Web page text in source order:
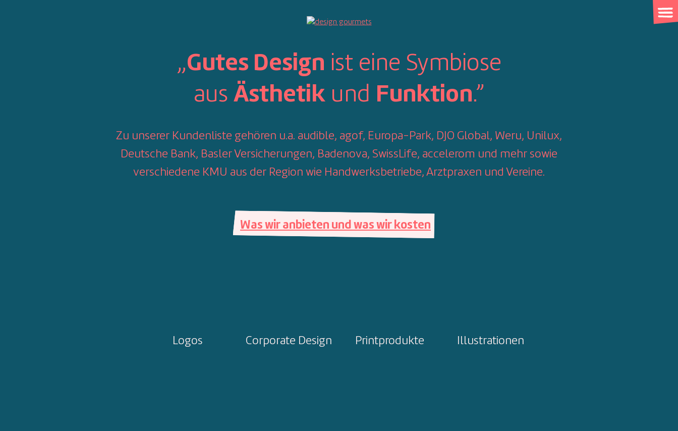
„Gutes Design ist eine Symbiose
aus Ästhetikund Funktion.”
Zu unserer Kundenliste gehören u.a. audible, agof, Europa-Park, DJO Global, Weru, Unilux,
Deutsche Bank, Basler Versicherungen, Badenova, SwissLife, accelerom und mehr sowie
verschiedene KMU aus der Region wie Handwerksbetriebe, Arztpraxen und Vereine.
Was wir anbieten und was wir kosten
Logos Corporate Design Printprodukte Illustrationen